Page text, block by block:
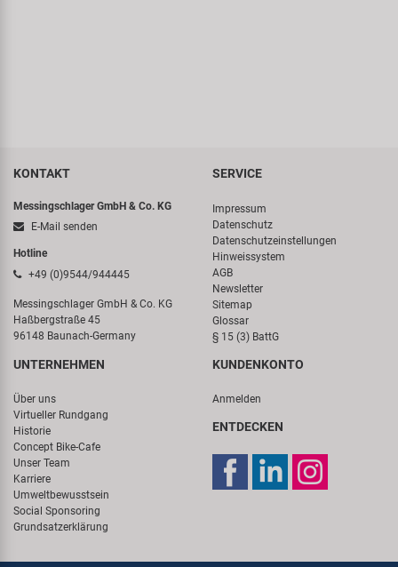
KONTAKT
Messingschlager GmbH & Co. KG
E-Mail senden
Hotline
+49 (0)9544/944445
Messingschlager GmbH & Co. KG
Haßbergstraße 45
96148 Baunach-Germany
SERVICE
Impressum
Datenschutz
Datenschutzeinstellungen
Hinweissystem
AGB
Newsletter
Sitemap
Glossar
§ 15 (3) BattG
UNTERNEHMEN
Über uns
Virtueller Rundgang
Historie
Concept Bike-Cafe
Unser Team
Karriere
Umweltbewusstsein
Social Sponsoring
Grundsatzerklärung
KUNDENKONTO
Anmelden
ENTDECKEN